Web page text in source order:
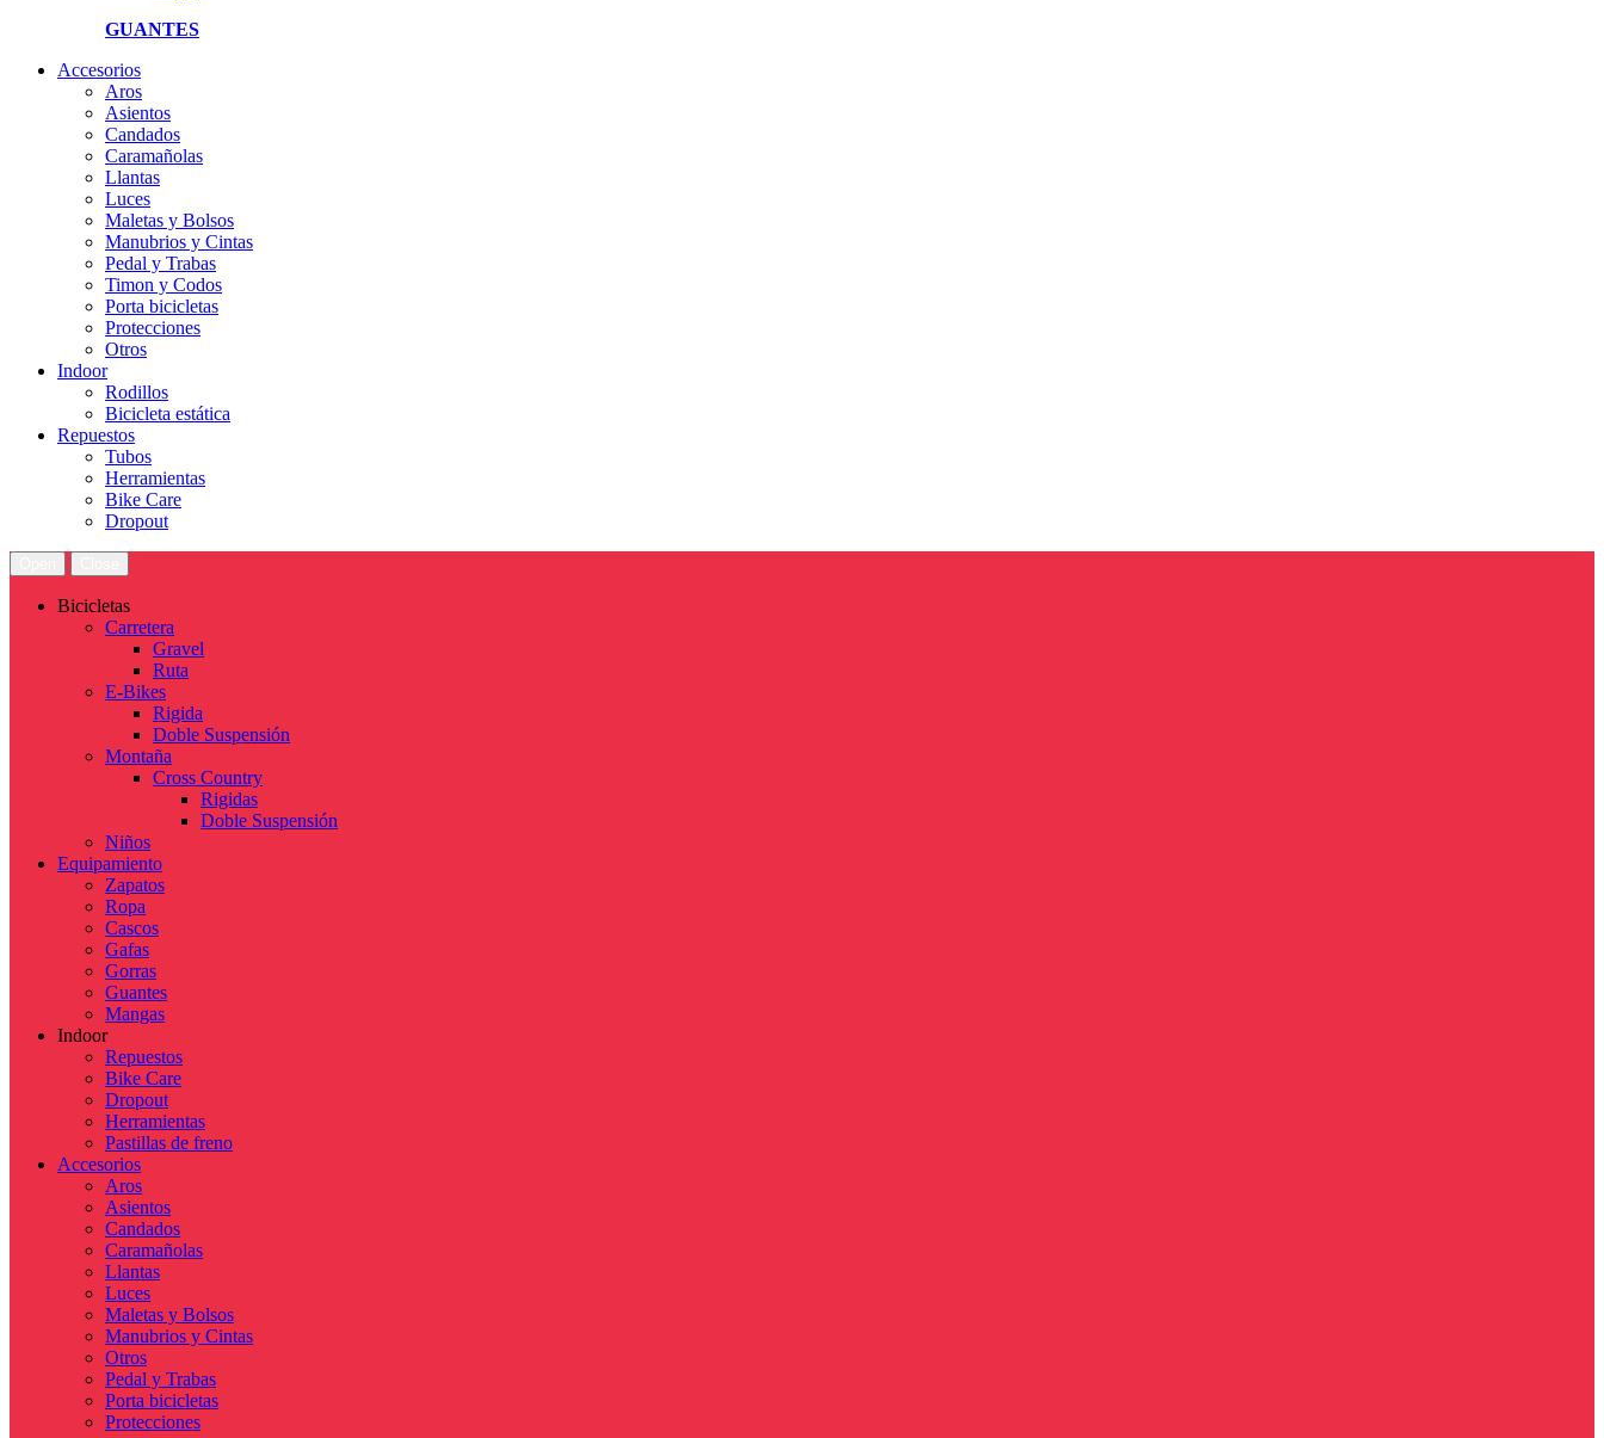
GUANTES
Accesorios
Aros
Asientos
Candados
Caramañolas
Llantas
Luces
Maletas y Bolsos
Manubrios y Cintas
Pedal y Trabas
Timon y Codos
Porta bicicletas
Protecciones
Otros
Indoor
Rodillos
Bicicleta estática
Repuestos
Tubos
Herramientas
Bike Care
Dropout
Bicicletas
Carretera
Gravel
Ruta
E-Bikes
Rigida
Doble Suspensión
Montaña
Cross Country
Rigidas
Doble Suspensión
Niños
Equipamiento
Zapatos
Ropa
Cascos
Gafas
Gorras
Guantes
Mangas
Indoor
Repuestos
Bike Care
Dropout
Herramientas
Pastillas de freno
Accesorios
Aros
Asientos
Candados
Caramañolas
Llantas
Luces
Maletas y Bolsos
Manubrios y Cintas
Otros
Pedal y Trabas
Porta bicicletas
Protecciones